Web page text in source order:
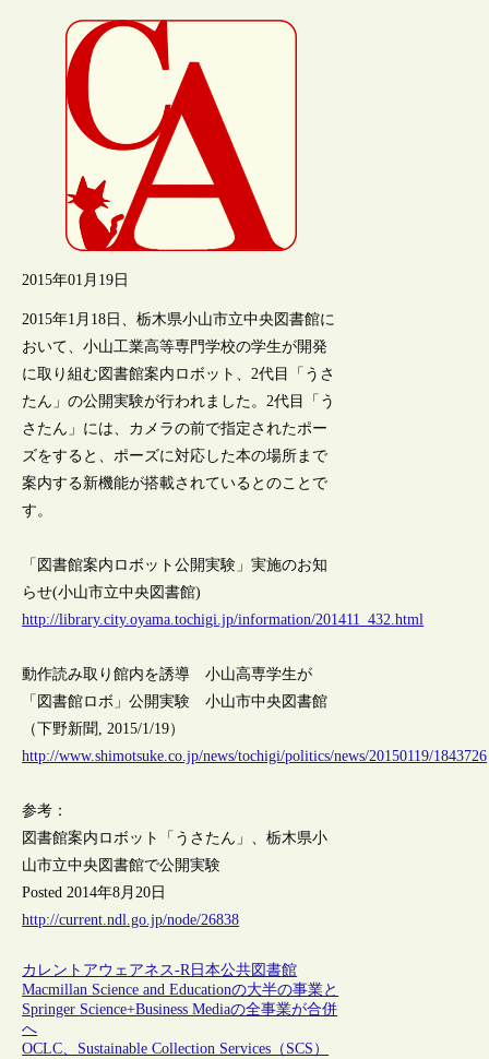
2015年01月19日
2015年1月18日、栃木県小山市立中央図書館に
おいて、小山工業高等専門学校の学生が開発
に取り組む図書館案内ロボット、2代目「うさ
たん」の公開実験が行われました。2代目「う
さたん」には、カメラの前で指定されたポー
ズをすると、ポーズに対応した本の場所まで
案内する新機能が搭載されているとのことで
す。
「図書館案内ロボット公開実験」実施のお知
らせ(小山市立中央図書館)
http://library.city.oyama.tochigi.jp/information/201411_432.html
動作読み取り館内を誘導 小山高専学生が
「図書館ロボ」公開実験 小山市中央図書館
（下野新聞, 2015/1/19）
http://www.shimotsuke.co.jp/news/tochigi/politics/news/20150119/1843726
参考：
図書館案内ロボット「うさたん」、栃木県小
山市立中央図書館で公開実験
Posted 2014年8月20日
http://current.ndl.go.jp/node/26838
カレントアウェアネス-R日本公共図書館
Macmillan Science and Educationの大半の事業と
Springer Science+Business Mediaの全事業が合併
へ
OCLC、Sustainable Collection Services（SCS）